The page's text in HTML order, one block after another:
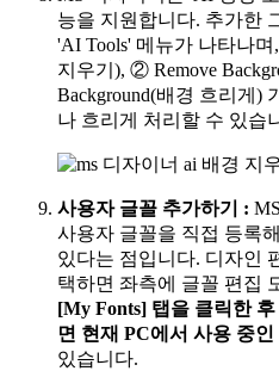
능을 지원합니다. 추가한
'AI Tools' 메뉴가 나타나며,
지우기), ② Remove
Background(배경 흐리게)
나 흐리게 처리할 수 있습
사용자 글꼴 추가하기 :
사용자 글꼴을 직접 등록
있다는 점입니다. 디자인
택하면 좌측에 글꼴 편집
[My Fonts] 탭을 클릭한
면 현재 PC에서 사용 중
있습니다.